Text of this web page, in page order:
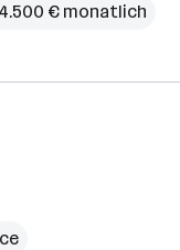
€ monatlich